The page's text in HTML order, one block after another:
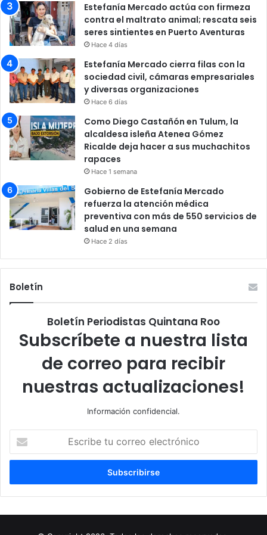
Estefanía Mercado actúa con firmeza
contra el maltrato animal; rescata seis
seres sintientes en Puerto Aventuras
Hace 4 días
Estefanía Mercado cierra filas con la
sociedad civil, cámaras empresariales
y diversas organizaciones
Hace 6 días
Como Diego Castañón en Tulum, la
alcaldesa isleña Atenea Gómez
Ricalde deja hacer a sus muchachitos
rapaces
Hace 1 semana
Gobierno de Estefanía Mercado
refuerza la atención médica
preventiva con más de 550 servicios de
salud en una semana
Hace 2 días
Boletín
Boletín Periodistas Quintana Roo
Subscríbete a nuestra lista
de correo para recibir
nuestras actualizaciones!
Información confidencial.
correo